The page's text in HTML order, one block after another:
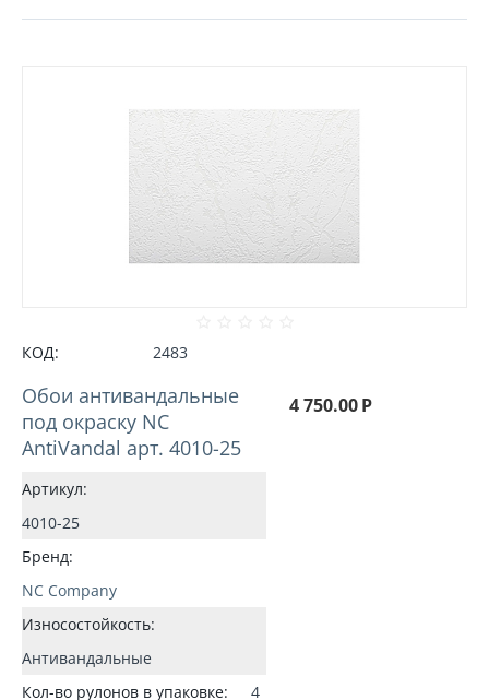
КОД: 2483
Обои антивандальные
под окраску NC
AntiVandal арт. 4010-25
Артикул:
4010-25
Бренд:
NC Company
Износостойкость:
Антивандальные
Кол-во рулонов в упаковке:
4
4 750.00Р